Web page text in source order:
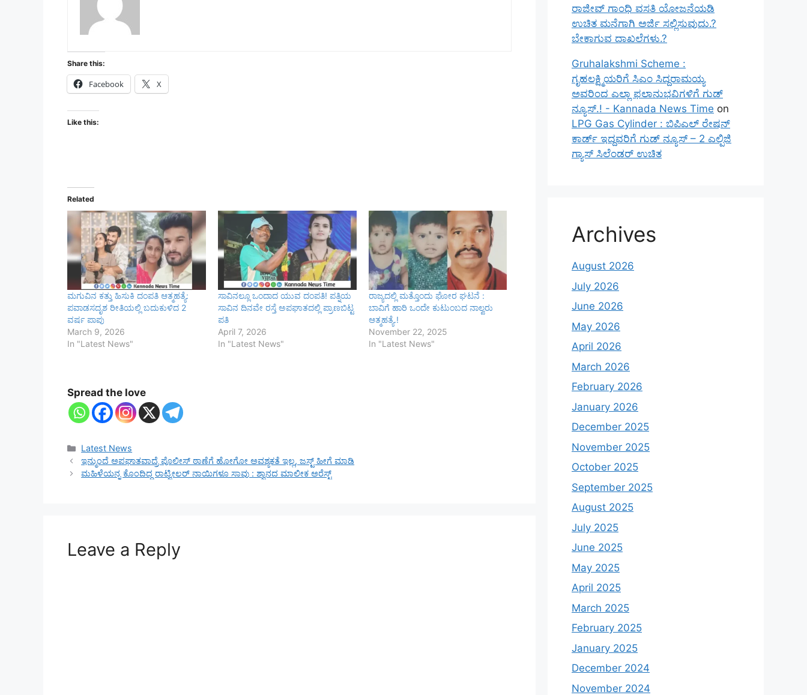
Share this:
Facebook X
Like this:
Related
ಮಗುವಿನ ಕತ್ತು ಹಿಸುಕಿ ದಂಪತಿ ಆತ್ಮಹತ್ಯೆ:
ಪವಾಡಸದೃಶ ರೀತಿಯಲ್ಲಿ ಬದುಕುಳಿದ 2
ವರ್ಷ ಪಾಪು
March 9, 2026
In "Latest News"
ಸಾವಿನಲ್ಲೂ ಒಂದಾದ ಯುವ ದಂಪತಿ! ಪತ್ನಿಯ
ಸಾವಿನ ದಿನವೇ ರಸ್ತೆ ಅಪಘಾತದಲ್ಲಿ ಪ್ರಾಣಬಿಟ್ಟ
ಪತಿ
April 7, 2026
In "Latest News"
ರಾಜ್ಯದಲ್ಲಿ ಮತ್ತೊಂದು ಘೋರ ಘಟನೆ :
ಬಾವಿಗೆ ಹಾರಿ ಒಂದೇ ಕುಟುಂಬದ ನಾಲ್ವರು
ಆತ್ಮಹತ್ಯೆ.!
November 22, 2025
In "Latest News"
Spread the love
Categories
Latest News
ಇನ್ಮುಂದೆ ಅಪಘಾತವಾದ್ರೆ ಪೊಲೀಸ್ ಠಾಣೆಗೆ ಹೋಗೋ ಅವಶ್ಯಕತೆ ಇಲ್ಲ, ಜಸ್ಟ್ ಹೀಗೆ ಮಾಡಿ
ಮಹಿಳೆಯನ್ನ ಕೊಂದಿದ್ದ ರಾಟ್ವೀಲರ್ ನಾಯಿಗಳೂ ಸಾವು : ಶ್ವಾನದ ಮಾಲೀಕ ಅರೆಸ್ಟ್
Leave a Reply
ರಾಜೀವ್ ಗಾಂಧಿ ವಸತಿ ಯೋಜನೆಯಡಿ
ಉಚಿತ ಮನೆಗಾಗಿ ಅರ್ಜಿ ಸಲ್ಲಿಸುವುದು.?
ಬೇಕಾಗುವ ದಾಖಲೆಗಳು.?
Gruhalakshmi Scheme :
ಗೃಹಲಕ್ಷ್ಮಿಯರಿಗೆ ಸಿಎಂ ಸಿದ್ದರಾಮಯ್ಯ
ಅವರಿಂದ ಎಲ್ಲಾ ಫಲಾನುಭವಿಗಳಿಗೆ ಗುಡ್
ನ್ಯೂಸ್.! - Kannada News Time on
LPG Gas Cylinder : ಬಿಪಿಎಲ್ ರೇಷನ್
ಕಾರ್ಡ್ ಇದ್ದವರಿಗೆ ಗುಡ್ ನ್ಯೂಸ್ – 2 ಎಲ್ಪಿಜಿ
ಗ್ಯಾಸ್ ಸಿಲೆಂಡರ್ ಉಚಿತ
Archives
August 2026
July 2026
June 2026
May 2026
April 2026
March 2026
February 2026
January 2026
December 2025
November 2025
October 2025
September 2025
August 2025
July 2025
June 2025
May 2025
April 2025
March 2025
February 2025
January 2025
December 2024
November 2024